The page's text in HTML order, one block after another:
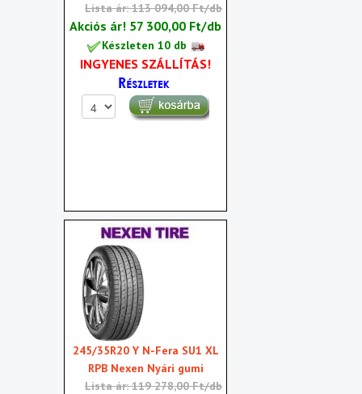
Lista ár: 113 094,00 Ft/db
Akciós ár! 57 300,00 Ft/db
Készleten 10 db
INGYENES SZÁLLÍTÁS!
245/35R20 Y N-Fera SU1 XL
RPB Nexen Nyári gumi
Lista ár: 119 278,00 Ft/db